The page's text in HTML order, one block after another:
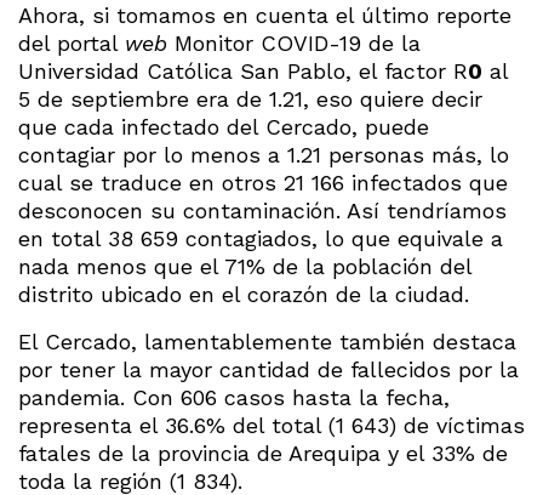
Ahora, si tomamos en cuenta el último reporte
del portal web Monitor COVID-19 de la
Universidad Católica San Pablo, el factor R0 al
5 de septiembre era de 1.21, eso quiere decir
que cada infectado del Cercado, puede
contagiar por lo menos a 1.21 personas más, lo
cual se traduce en otros 21 166 infectados que
desconocen su contaminación. Así tendríamos
en total 38 659 contagiados, lo que equivale a
nada menos que el 71% de la población del
distrito ubicado en el corazón de la ciudad.
El Cercado, lamentablemente también destaca
por tener la mayor cantidad de fallecidos por la
pandemia. Con 606 casos hasta la fecha,
representa el 36.6% del total (1 643) de víctimas
fatales de la provincia de Arequipa y el 33% de
toda la región (1 834).